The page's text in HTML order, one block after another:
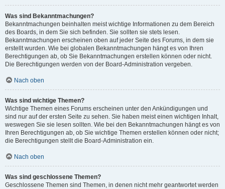
Was sind Bekanntmachungen?
Bekanntmachungen beinhalten meist wichtige Informationen zu dem Bereich
des Boards, in dem Sie sich befinden. Sie sollten sie stets lesen.
Bekanntmachungen erscheinen oben auf jeder Seite des Forums, in dem sie
erstellt wurden. Wie bei globalen Bekanntmachungen hängt es von Ihren
Berechtigungen ab, ob Sie Bekanntmachungen erstellen können oder nicht.
Die Berechtigungen werden von der Board-Administration vergeben.
Nach oben
Was sind wichtige Themen?
Wichtige Themen eines Forums erscheinen unter den Ankündigungen und
sind nur auf der ersten Seite zu sehen. Sie haben meist einen wichtigen Inhalt,
weswegen Sie sie lesen sollten. Wie bei den Bekanntmachungen hängt es von
Ihren Berechtigungen ab, ob Sie wichtige Themen erstellen können oder nicht;
die Berechtigungen stellt die Board-Administration ein.
Nach oben
Was sind geschlossene Themen?
Geschlossene Themen sind Themen, in denen nicht mehr geantwortet werden